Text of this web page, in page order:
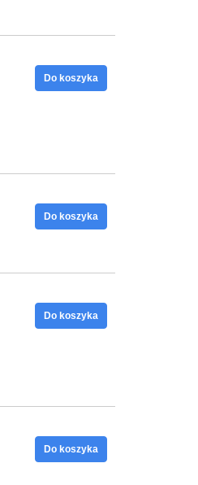
Do koszyka
Do koszyka
Do koszyka
Do koszyka